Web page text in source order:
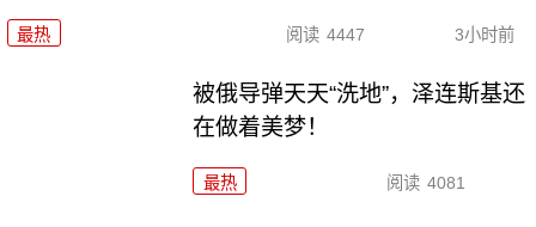
最热 阅读 4447 3小时前
被俄导弹天天“洗地”，泽连斯基还
在做着美梦！
最热 阅读 4081